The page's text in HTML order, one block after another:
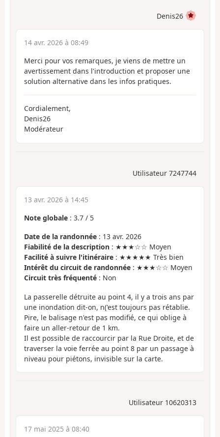
Denis26
14 avr. 2026 à 08:49
Merci pour vos remarques, je viens de mettre un
avertissement dans l'introduction et proposer une
solution alternative dans les infos pratiques.
Cordialement,
Denis26
Modérateur
Utilisateur 7247744
13 avr. 2026 à 14:45
Note globale : 3.7 / 5
Date de la randonnée : 13 avr. 2026
Fiabilité de la description : ★★★☆☆ Moyen
Facilité à suivre l'itinéraire : ★★★★★ Très bien
Intérêt du circuit de randonnée : ★★★☆☆ Moyen
Circuit très fréquenté : Non
La passerelle détruite au point 4, il y a trois ans par
une inondation dit-on, n('est toujours pas rétablie.
Pire, le balisage n'est pas modifié, ce qui oblige à
faire un aller-retour de 1 km.
Il est possible de raccourcir par la Rue Droite, et de
traverser la voie ferrée au point 8 par un passage à
niveau pour piétons, invisible sur la carte.
Utilisateur 10620313
17 mai 2025 à 08:40